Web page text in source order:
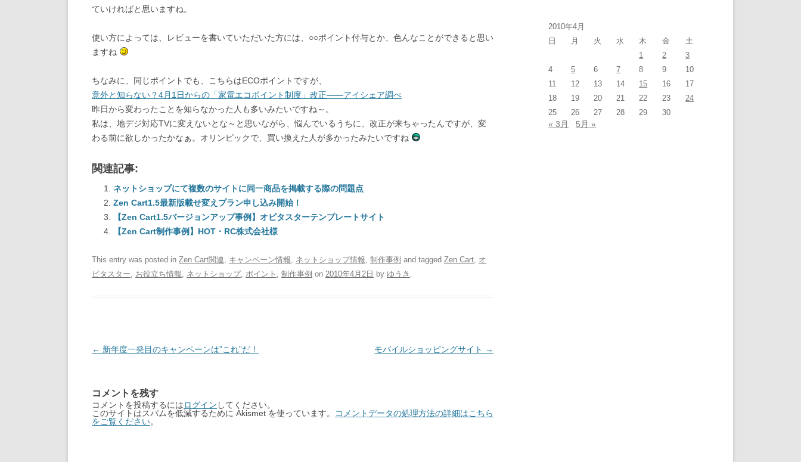
ていければと思いますね。
使い方によっては、レビューを書いていただいた方には、○○ポイント付与とか、色んなことができると思い
ますね
ちなみに、同じポイントでも、こちらはECOポイントですが、
意外と知らない？4月1日からの「家電エコポイント制度」改正――アイシェア調べ
昨日から変わったことを知らなかった人も多いみたいですね～。
私は、地デジ対応TVに変えないとな～と思いながら、悩んでいるうちに、改正が来ちゃったんですが、変
わる前に欲しかったかなぁ。オリンピックで、買い換えた人が多かったみたいですね
関連記事:
ネットショップにて複数のサイトに同一商品を掲載する際の問題点
Zen Cart1.5最新版載せ変えプラン申し込み開始！
【Zen Cart1.5バージョンアップ事例】オビタスターテンプレートサイト
【Zen Cart制作事例】HOT・RC株式会社様
This entry was posted in Zen Cart関連, キャンペーン情報, ネットショップ情報, 制作事例 and tagged Zen Cart, オ
ビタスター, お役立ち情報, ネットショップ, ポイント , 制作事例 on 2010年4月2日 by ゆうき .
Post
← 新年度一発目のキャンペーンは”これ”だ！ モバイルショッピングサイト →
コメントを残す
コメントを投稿するにはログイン してください。
このサイトはスパムを低減するために Akismet を使っています。
コメントデータの処理方法の詳細はこちら
をご覧ください。
2010年4月
日
月 火 水 木 金
土
1
2
3
4
5 6 7 8 9
10
11
12 13 14 15 16
17
18
19 20 21 22 23
24
25
26 27 28 29 30
« 3月 5月 »